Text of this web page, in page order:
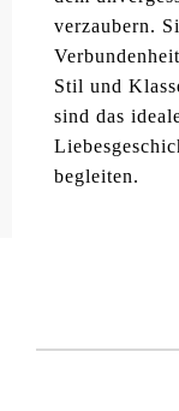
verzaubern.
Stil und
sind das
begleiten.